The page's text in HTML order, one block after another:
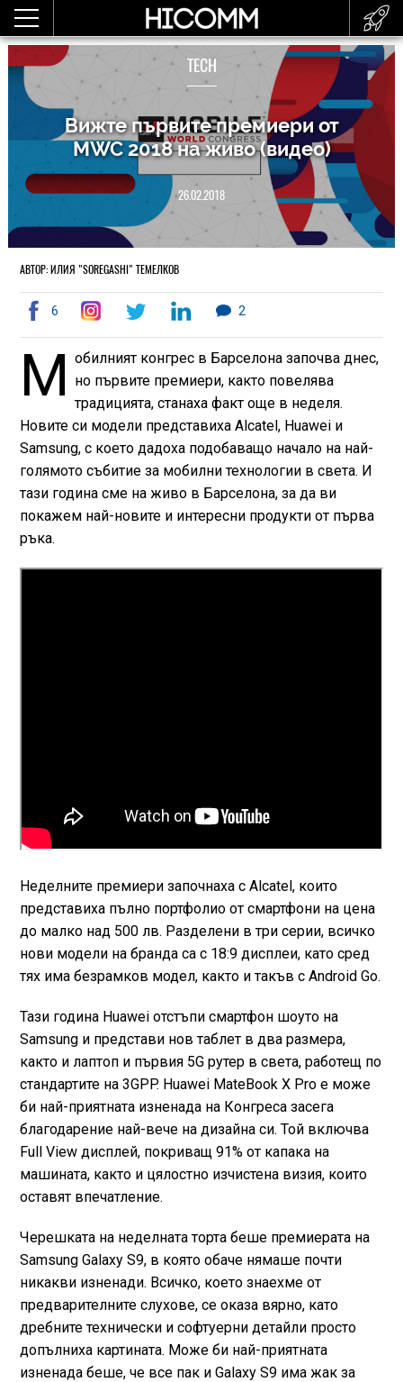
TECH
Вижте първите премиери от
MWC 2018 на живо (видео)
26.02.2018
АВТОР: ИЛИЯ "SOREGASHI" ТЕМЕЛКОВ
6 2
М обилният конгрес в Барселона започва днес,
но първите премиери, както повелява
традицията, станаха факт още в неделя.
Новите си модели представиха Alcatel, Huawei и
Samsung, с което дадоха подобаващо начало на най-
голямото събитие за мобилни технологии в света. И
тази година сме на живо в Барселона, за да ви
покажем най-новите и интересни продукти от първа
ръка.
Неделните премиери започнаха с Alcatel, които
представиха пълно портфолио от смартфони на цена
до малко над 500 лв. Разделени в три серии, всичко
нови модели на бранда са с 18:9 дисплеи, като сред
тях има безрамков модел, както и такъв с Android Go.
Тази година Huawei отстъпи смартфон шоуто на
Samsung и представи нов таблет в два размера,
както и лаптоп и първия 5G рутер в света, работещ по
стандартите на 3GPP. Huawei MateBook X Pro е може
би най-приятната изненада на Конгреса засега
благодарение най-вече на дизайна си. Той включва
Full View дисплей, покриващ 91% от капака на
машината, както и цялостно изчистена визия, които
оставят впечатление.
Черешката на неделната торта беше премиерата на
Samsung Galaxy S9, в която обаче нямаше почти
никакви изненади. Всичко, което знаехме от
предварителните слухове, се оказа вярно, като
дребните технически и софтуерни детайли просто
допълниха картината. Може би най-приятната
изненада беше, че все пак и Galaxy S9 има жак за